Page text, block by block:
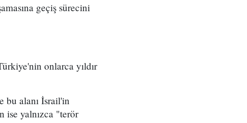
geçiş sürecini
onlarca yıldır
bu alanı İsrail'in
ise yalnızca "terör